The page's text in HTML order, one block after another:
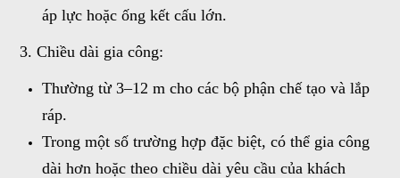
áp lực hoặc ống kết cấu lớn.
3. Chiều dài gia công:
Thường từ 3–12 m cho các bộ phận chế tạo và lắp
ráp.
Trong một số trường hợp đặc biệt, có thể gia công
dài hơn hoặc theo chiều dài yêu cầu của khách